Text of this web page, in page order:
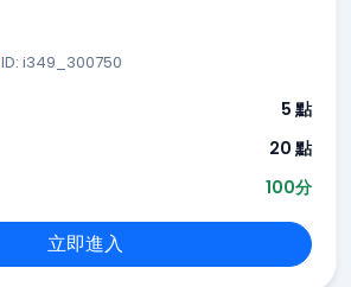
ID: i349_300750
5 點
20 點
100分
立即進入